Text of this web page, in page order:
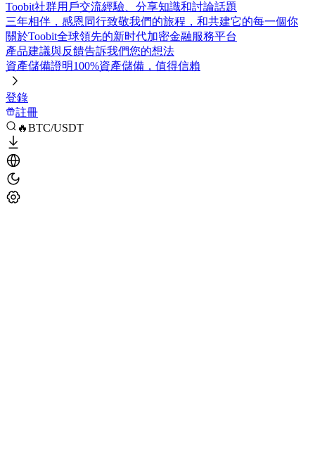
Toobit社群用戶交流經驗、分享知識和討論話題
三年相伴，感恩同行致敬我們的旅程，和共建它的每一個你
關於Toobit全球領先的新时代加密金融服務平台
產品建議與反饋告訴我們您的想法
資產儲備證明100%資產儲備，值得信賴
登錄
註冊
🔥BTC/USDT